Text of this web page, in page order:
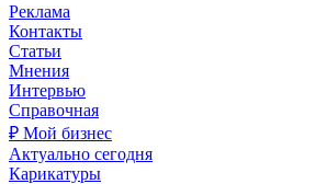
Реклама
Контакты
Статьи
Мнения
Интервью
Справочная
₽ Мой бизнес
Актуально сегодня
Карикатуры